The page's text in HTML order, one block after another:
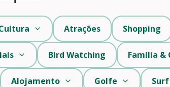
Atrações Shopping
Bird Watching Família &
Alojamento Golfe Surf